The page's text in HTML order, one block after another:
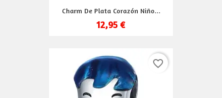
Charm De Plata Corazón Niño...
12,95 €
favorite_border